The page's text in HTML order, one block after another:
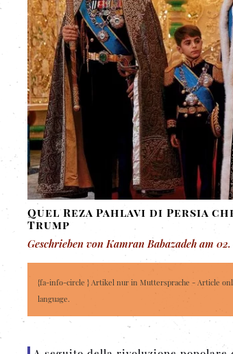
Quel Reza Pahlavi di Persia
Trump
Geschrieben von Kamran Babazadeh am
{fa-info-circle } Artikel nur in Muttersprache - Article
language.